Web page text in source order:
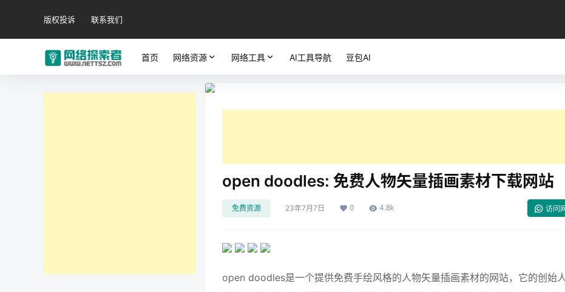
版权投诉 联系我们
首页 网络资源 网络工具 AI工具导航 豆包AI
open doodles: 免费人物矢量插画素材下载网站
免费资源 23年7月7日 0 4.8k 访问
open doodles是一个提供免费手绘风格的人物矢量插画素材的网站，它的创始